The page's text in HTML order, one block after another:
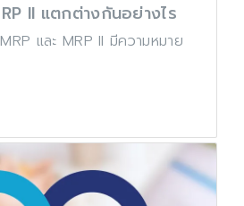
II แตกต่างกันอย่างไร
และ MRP II มีความหมาย